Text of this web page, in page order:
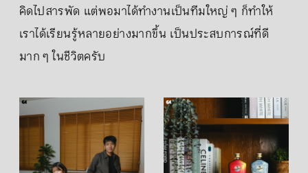
คิดไปสารพัด แต่พอมาได้ทำงานเป็นทีมใหญ่ ๆ ก็ทำให้
เราได้เรียนรู้หลายอย่างมากขึ้น เป็นประสบการณ์ที่ดี
มาก ๆ ในชีวิตครับ